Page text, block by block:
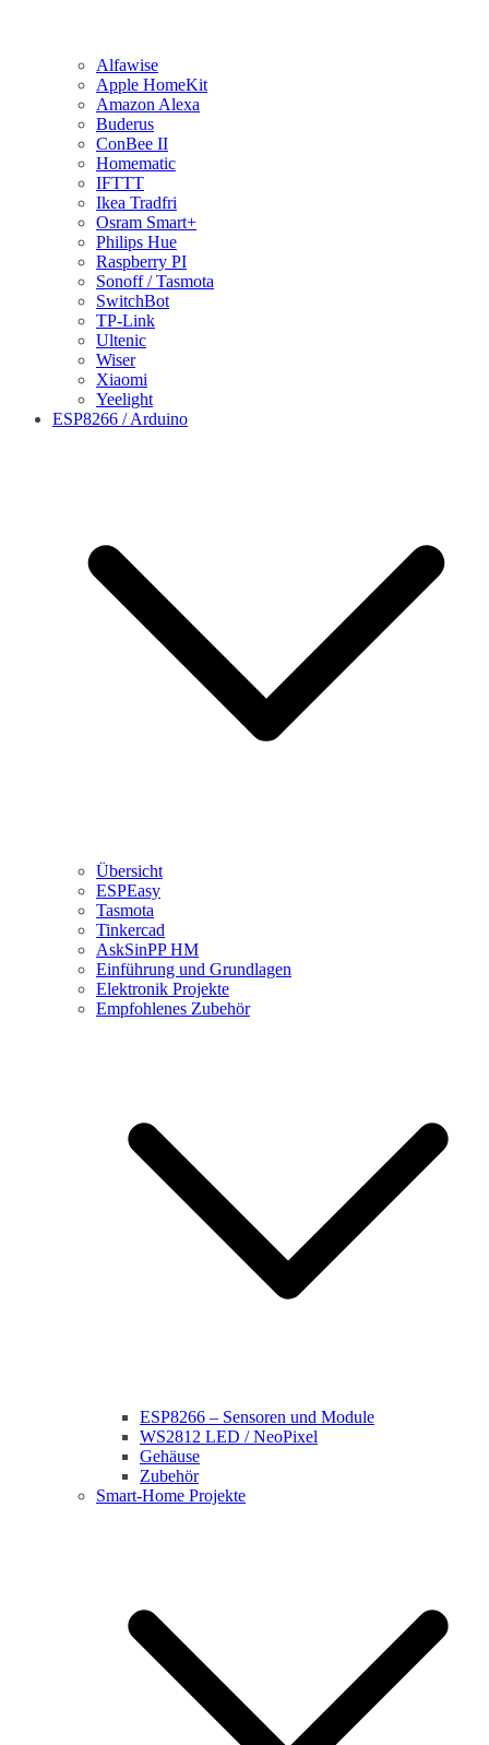
Alfawise
Apple HomeKit
Amazon Alexa
Buderus
ConBee II
Homematic
IFTTT
Ikea Tradfri
Osram Smart+
Philips Hue
Raspberry PI
Sonoff / Tasmota
SwitchBot
TP-Link
Ultenic
Wiser
Xiaomi
Yeelight
ESP8266 / Arduino
Übersicht
ESPEasy
Tasmota
Tinkercad
AskSinPP HM
Einführung und Grundlagen
Elektronik Projekte
Empfohlenes Zubehör
ESP8266 – Sensoren und Module
WS2812 LED / NeoPixel
Gehäuse
Zubehör
Smart-Home Projekte